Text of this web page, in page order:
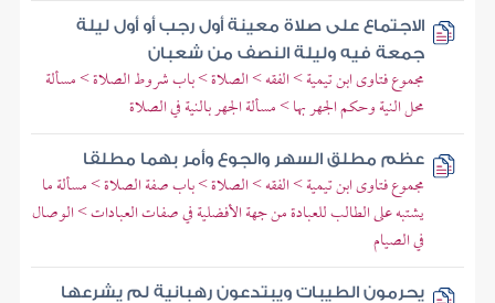
الاجتماع على صلاة معينة أول رجب أو أول ليلة
جمعة فيه وليلة النصف من شعبان
مجموع فتاوى ابن تيمية > الفقه > الصلاة > باب شروط الصلاة > مسألة
محل النية وحكم الجهر بها > مسألة الجهر بالنية في الصلاة
عظم مطلق السهر والجوع وأمر بهما مطلقا
مجموع فتاوى ابن تيمية > الفقه > الصلاة > باب صفة الصلاة > مسألة ما
يشتبه على الطالب للعبادة من جهة الأفضلية في صفات العبادات > الوصال
في الصيام
يحرمون الطيبات ويبتدعون رهبانية لم يشرعها